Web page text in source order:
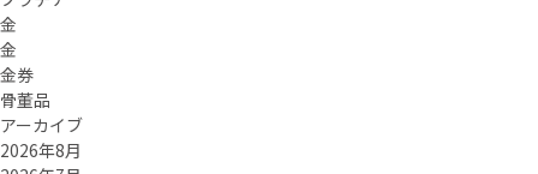
金
金
金券
骨董品
アーカイブ
2026年8月